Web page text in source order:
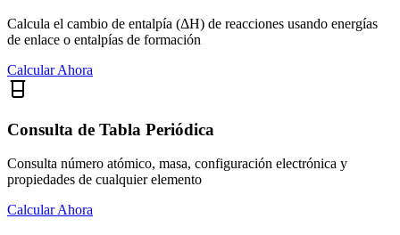
Calcula el cambio de entalpía (ΔH) de reacciones usando energías
de enlace o entalpías de formación
Calcular Ahora
Consulta de Tabla Periódica
Consulta número atómico, masa, configuración electrónica y
propiedades de cualquier elemento
Calcular Ahora